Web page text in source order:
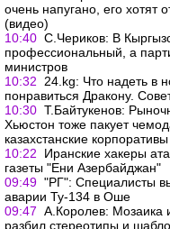
очень напугано, его хотят
(видео)
10:40 С.Чериков: В
профессиональный, а
министров
10:32
24.kg: Что надеть в
понравиться Дракону.
10:30 Т.Байтукенов:
Хьюстон тоже пакует
казахстанские корпоративы
10:22
Иранские хакеры
газеты "Ени Азербайджан"
09:49 "РГ": Специалисты
аварии Ту-134 в Оше
09:47 А.Королев: Мозаика
разбил стереотипы и